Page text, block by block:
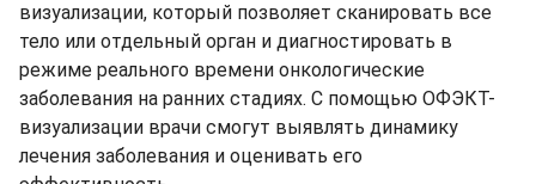
визуализации, который позволяет сканировать все
тело или отдельный орган и диагностировать в
режиме реального времени онкологические
заболевания на ранних стадиях. С помощью ОФЭКТ-
визуализации врачи смогут выявлять динамику
лечения заболевания и оценивать его